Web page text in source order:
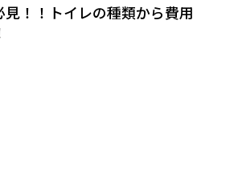
見！！トイレの種類から費用